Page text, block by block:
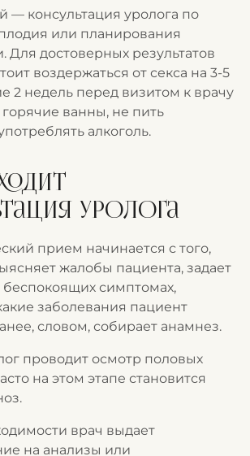
— консультация уролога по
или планирования
Для достоверных результатов
воздержаться от секса на 3-5
2 недель перед визитом к врачу
ванны, не пить
алкоголь.
уролога
прием начинается с того,
жалобы пациента, задает
симптомах,
заболевания пациент
словом, собирает анамнез.
проводит осмотр половых
на этом этапе становится
врач выдает
на анализы или